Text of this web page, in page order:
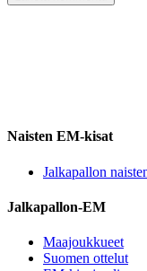
Naisten EM-kisat
Jalkapallon
Jalkapallon-EM
Maajoukkueet
Suomen ottelut